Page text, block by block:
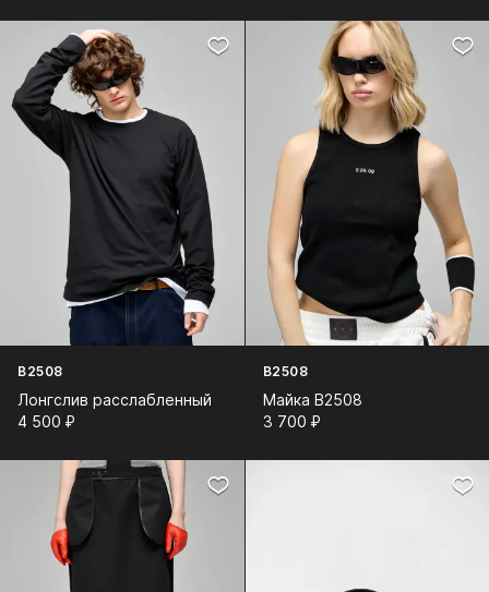
B2508
Лонгслив расслабленный
4 500⁠ ⁠₽
B2508
Майка B2508
3 700⁠ ⁠₽